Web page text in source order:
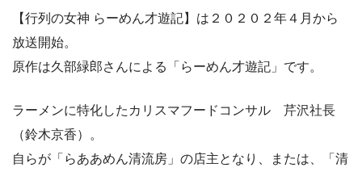
【行列の女神 らーめん才遊記】は２０２０２年４月から
放送開始。
原作は久部緑郎さんによる「らーめん才遊記」です。
ラーメンに特化したカリスマフードコンサル 芹沢社長
（鈴木京香）。
自らが「らああめん清流房」の店主となり、または、「清